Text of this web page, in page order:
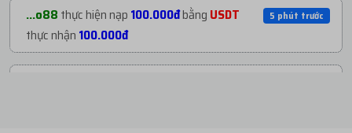
...henmua7 ID 21 - BM CHƯA TẠO TKQC -
BM5... với giá2.881.200đ
19 phút
...gntmua9 ID 15 - BM ĐÃ TẠO TKQC - BM50 ...
20 phút
...o88 thực hiện nạp 100.000đbằng USDT
thực nhận 100.000đ
5 phút trước